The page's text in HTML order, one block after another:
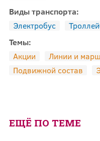
Виды транспорта:
Электробус
Темы:
Акции
Линии и
Подвижной состав
ЕЩЁ ПО ТЕМЕ